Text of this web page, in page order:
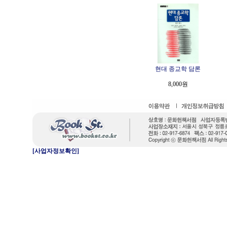
현대 종교학 담론
8,000원
[사업자정보확인]